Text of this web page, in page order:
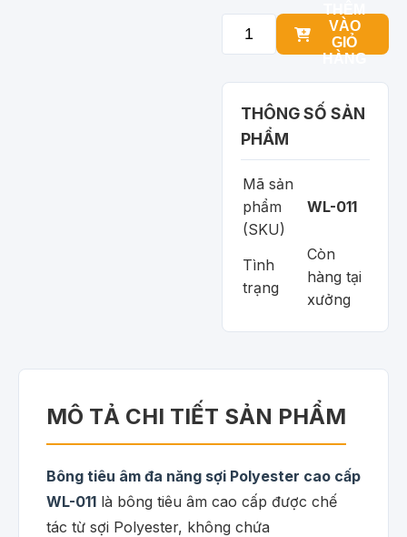
VÀO
GIỎ
HÀNG
THÔNG SỐ SẢN
PHẨM
Mã sản
phẩm
(SKU)
WL-011
Tình
trạng
Còn
hàng tại
xưởng
MÔ TẢ CHI TIẾT SẢN PHẨM
Bông tiêu âm đa năng sợi Polyester cao cấp
WL-011 là bông tiêu âm cao cấp được chế
tác từ sợi Polyester, không chứa